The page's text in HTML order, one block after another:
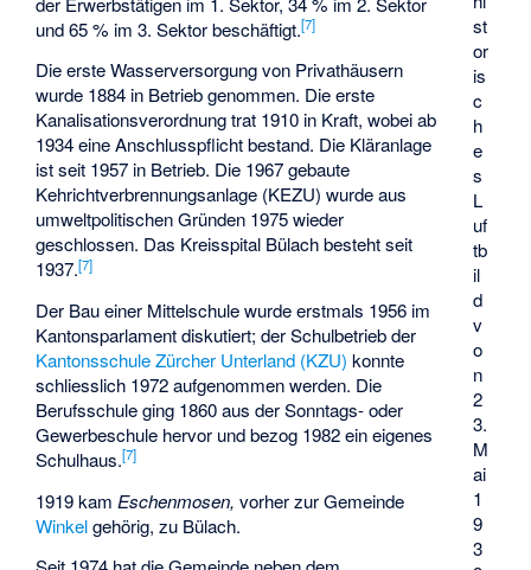
st
or
is
c
h
e
s
L
uf
tb
il
d
v
o
n
2
3.
M
ai
1
9
3
und 65 % im 3. Sektor beschäftigt.[7]
Die erste Wasserversorgung von Privathäusern
wurde 1884 in Betrieb genommen. Die erste
Kanalisationsverordnung trat 1910 in Kraft, wobei ab
1934 eine Anschlusspflicht bestand. Die Kläranlage
ist seit 1957 in Betrieb. Die 1967 gebaute
Kehrichtverbrennungsanlage (KEZU) wurde aus
umweltpolitischen Gründen 1975 wieder
geschlossen. Das Kreisspital Bülach besteht seit
1937.[7]
Der Bau einer Mittelschule wurde erstmals 1956 im
Kantonsparlament diskutiert; der Schulbetrieb der
Kantonsschule Zürcher Unterland (KZU) konnte
schliesslich 1972 aufgenommen werden. Die
Berufsschule ging 1860 aus der Sonntags- oder
Gewerbeschule hervor und bezog 1982 ein eigenes
Schulhaus.[7]
1919 kam Eschenmosen, vorher zur Gemeinde
Winkelgehörig, zu Bülach.